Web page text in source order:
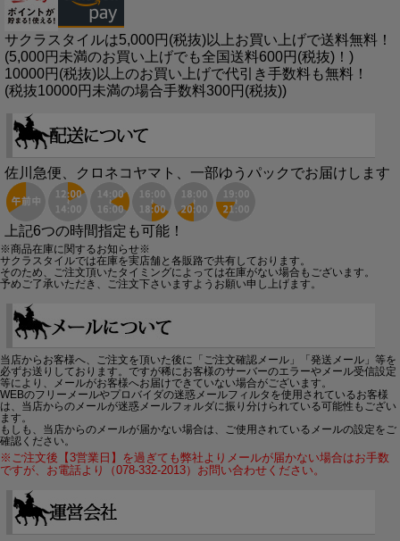
サクラスタイルは5,000円(税抜)以上お買い上げで送料無料！
(5,000円未満のお買い上げでも全国送料600円(税抜)！)
10000円(税抜)以上のお買い上げで代引き手数料も無料！
(税抜10000円未満の場合手数料300円(税抜))
佐川急便、クロネコヤマト、一部ゆうパックでお届けします
上記6つの時間指定も可能！
※商品在庫に関するお知らせ※
サクラスタイルでは在庫を実店舗と各販路で共有しております。
そのため、ご注文頂いたタイミングによっては在庫がない場合もございます。
予めご了承いただき、ご注文下さいますようお願い申し上げます。
当店からお客様へ、ご注文を頂いた後に「ご注文確認メール」「発送メール」等を
必ずお送りしております。ですが稀にお客様のサーバーのエラーやメール受信設定
等により、メールがお客様へお届けできていない場合がございます。
WEBのフリーメールやプロバイダの迷惑メールフィルタを使用されているお客様
は、当店からのメールが迷惑メールフォルダに振り分けられている可能性もござい
ます。
もしも、当店からのメールが届かない場合は、ご使用されているメールの設定をご
確認ください。
※ご注文後【3営業日】を過ぎても弊社よりメールが届かない場合はお手数
ですが、お電話より（078-332-2013）お問い合わせください。